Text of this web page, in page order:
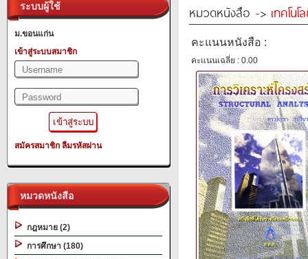
ระบบผู้ใช้
ม.ขอนแก่น
เข้าสู่ระบบสมาชิก
สมัครสมาชิก ลืมรหัสผ่าน
หมวดหนังสือ
กฎหมาย (2)
การศึกษา (180)
หมวดหนังสือ -> เทคโน
คะแนนหนังสือ :
คะแนนเฉลี่ย : 0.00